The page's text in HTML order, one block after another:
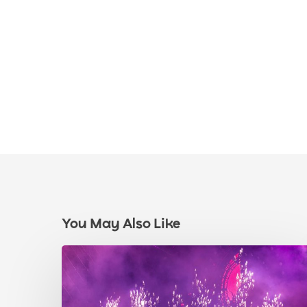
You May Also Like
Kreiere
Unvergessliche
Momente: